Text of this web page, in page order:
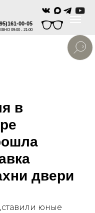
00-05
09:00 - 21:00
в
двери
юные